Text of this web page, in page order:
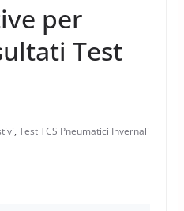
per
Test
, Test TCS Pneumatici Invernali